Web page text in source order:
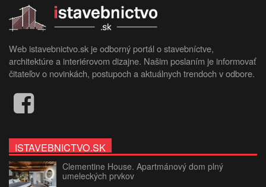
Web istavebnictvo.sk je odborný portál o stavebníctve,
architektúre a interiérovom dizajne. Našim poslaním je informovať
čitateľov o novinkách, postupoch a aktuálnych trendoch v odbore.
ISTAVEBNICTVO.SK
Clementine House. Apartmánový dom plný
umeleckých prvkov